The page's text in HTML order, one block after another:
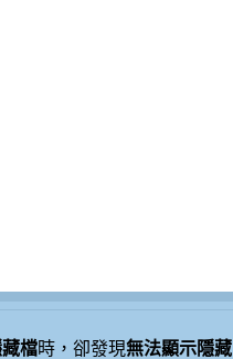
藏檔時，卻發現無法顯示隱藏